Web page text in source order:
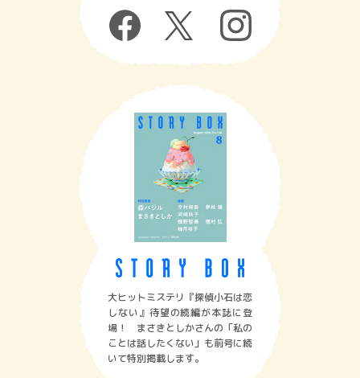
大ヒットミステリ『探偵小石は恋
しない』待望の続編が本誌に登
場！ まさきとしかさんの「私の
ことは話したくない」も前号に続
いて特別掲載します。